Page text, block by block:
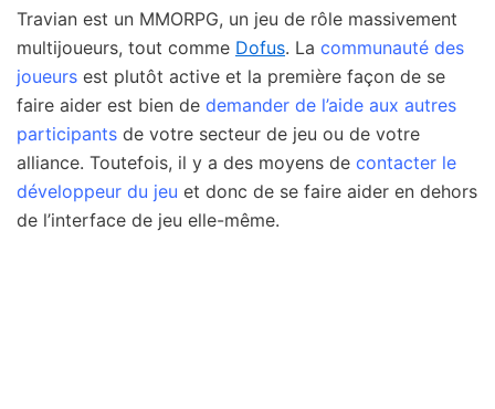
Travian est un MMORPG, un jeu de rôle massivement
multijoueurs, tout comme Dofus. La communauté des
joueurs est plutôt active et la première façon de se
faire aider est bien de demander de l’aide aux autres
participants de votre secteur de jeu ou de votre
alliance. Toutefois, il y a des moyens de contacter le
développeur du jeu et donc de se faire aider en dehors
de l’interface de jeu elle-même.